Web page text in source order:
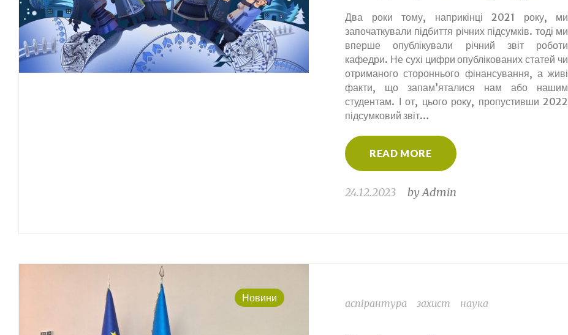
Два роки тому, наприкінці 2021 року, ми
започаткували підбиття річних підсумків. тоді ми
вперше опублікували річний звіт роботи
кафедри. Не сухі цифри опублікованих статей чи
отриманого стороннього фінансування, а живі
факти, що запам’яталися нам або нашим
студентам. І от, цього року, пропустивши 2022
підсумковий звіт…
READ MORE
24.12.2023 byAdmin
Новини аспірантура захист наука